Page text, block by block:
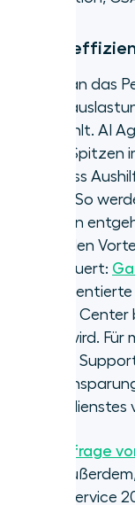
Plant man das
draufzahlt. AI
können
ohne dass
müssen. So
und Ihnen
finanziellen
untermauert:
Contact Center
senken wird.
kleineren
dieser
Kundendienstes
Umfrage
ergab
Kundenservice